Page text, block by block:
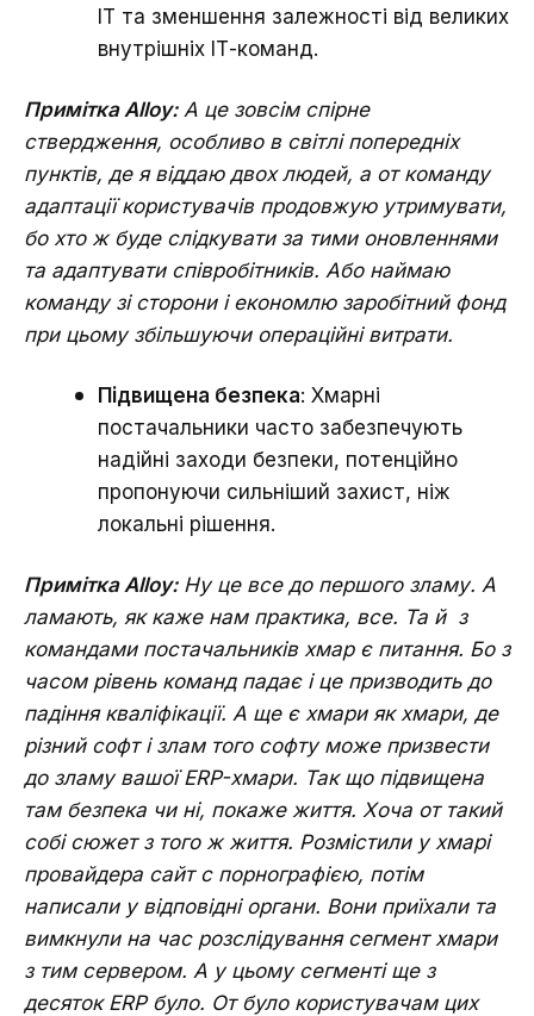
ІТ та зменшення залежності від великих
внутрішніх ІТ-команд.
Примітка Alloy: А це зовсім спірне
ствердження, особливо в світлі попередніх
пунктів, де я віддаю двох людей, а от команду
адаптації користувачів продовжую утримувати,
бо хто ж буде слідкувати за тими оновленнями
та адаптувати співробітників. Або наймаю
команду зі сторони і економлю заробітний фонд
при цьому збільшуючи операційні витрати.
Підвищена безпека: Хмарні
постачальники часто забезпечують
надійні заходи безпеки, потенційно
пропонуючи сильніший захист, ніж
локальні рішення.
Примітка Alloy: Ну це все до першого зламу. А
ламають, як каже нам практика, все. Та й з
командами постачальників хмар є питання. Бо з
часом рівень команд падає і це призводить до
падіння кваліфікації. А ще є хмари як хмари, де
різний софт і злам того софту може призвести
до зламу вашої ERP-хмари. Так що підвищена
там безпека чи ні, покаже життя. Хоча от такий
собі сюжет з того ж життя. Розмістили у хмарі
провайдера сайт с порнографією, потім
написали у відповідні органи. Вони приїхали та
вимкнули на час розслідування сегмент хмари
з тим сервером. А у цьому сегменті ще з
десяток ERP було. От було користувачам цих